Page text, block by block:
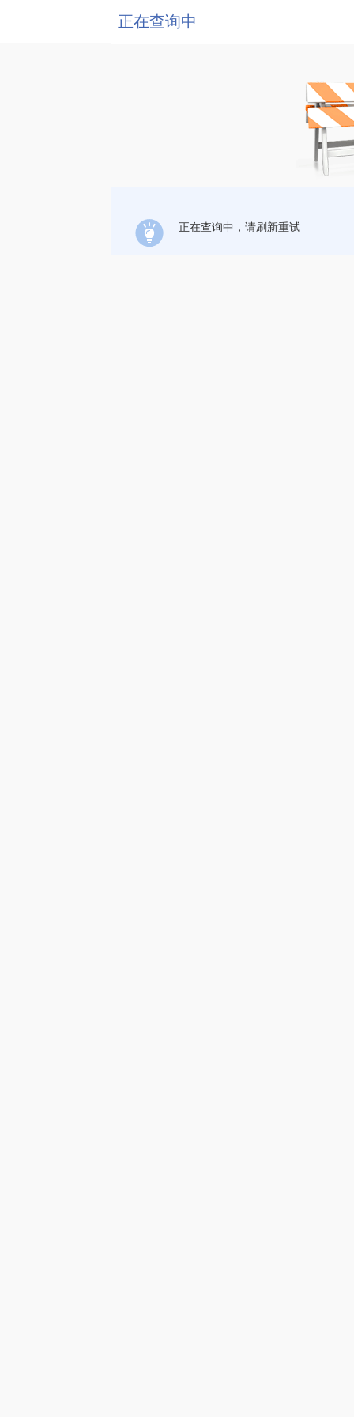
正在查询中
正在查询中，请刷新重试